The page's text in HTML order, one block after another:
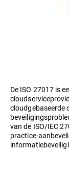
De ISO 27017 is
cloudgebaseerde
van de ISO/IEC
practice-